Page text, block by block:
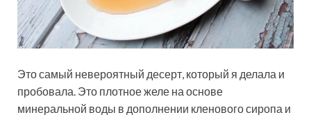
Это самый невероятный десерт, который я делала и
пробовала. Это плотное желе на основе
минеральной воды в дополнении кленового сиропа и